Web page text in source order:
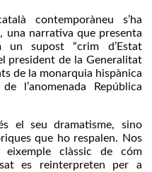
contemporàneu s’ha
una narrativa que presenta
supost “crim d’Estat
president de la Generalitat
de la monarquia hispànica
l’anomenada República
el seu dramatisme, sino
que ho respalen. Nos
clàssic de cóm
es reinterpreten per a